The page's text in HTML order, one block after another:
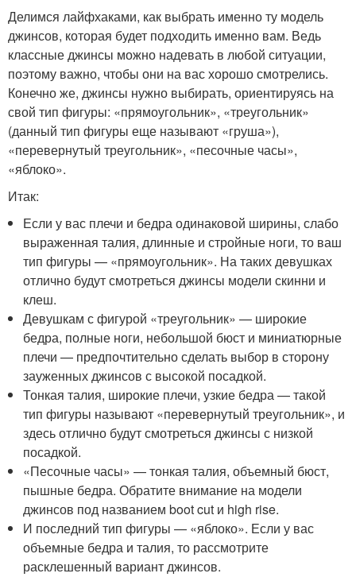
Делимся лайфхаками, как выбрать именно ту модель
джинсов, которая будет подходить именно вам. Ведь
классные джинсы можно надевать в любой ситуации,
поэтому важно, чтобы они на вас хорошо смотрелись.
Конечно же, джинсы нужно выбирать, ориентируясь на
свой тип фигуры: «прямоугольник», «треугольник»
(данный тип фигуры еще называют «груша»),
«перевернутый треугольник», «песочные часы»,
«яблоко».
Итак:
Если у вас плечи и бедра одинаковой ширины, слабо
выраженная талия, длинные и стройные ноги, то ваш
тип фигуры — «прямоугольник». На таких девушках
отлично будут смотреться джинсы модели скинни и
клеш.
Девушкам с фигурой «треугольник» — широкие
бедра, полные ноги, небольшой бюст и миниатюрные
плечи — предпочтительно сделать выбор в сторону
зауженных джинсов с высокой посадкой.
Тонкая талия, широкие плечи, узкие бедра — такой
тип фигуры называют «перевернутый треугольник», и
здесь отлично будут смотреться джинсы с низкой
посадкой.
«Песочные часы» — тонкая талия, объемный бюст,
пышные бедра. Обратите внимание на модели
джинсов под названием boot cut и high rise.
И последний тип фигуры — «яблоко». Если у вас
объемные бедра и талия, то рассмотрите
расклешенный вариант джинсов.